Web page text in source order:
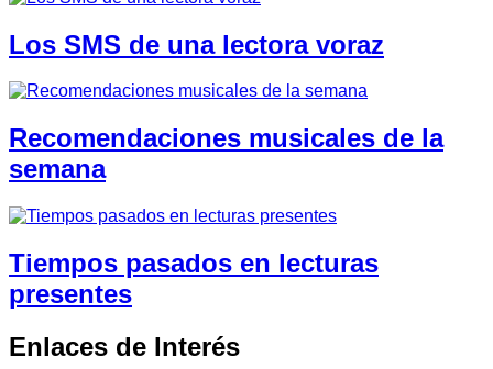
Los SMS de una lectora voraz
Recomendaciones musicales de la
semana
Tiempos pasados en lecturas
presentes
Enlaces de Interés